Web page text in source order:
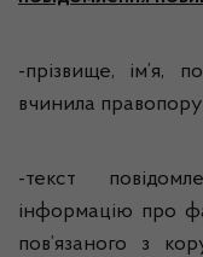
-прізвище, ім’я,
вчинила
-текст
інформацію про
пов’язаного з